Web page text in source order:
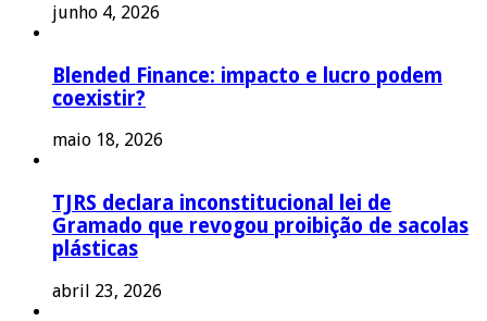
junho 4, 2026
Blended Finance: impacto e lucro podem
coexistir?
maio 18, 2026
TJRS declara inconstitucional lei de
Gramado que revogou proibição de sacolas
plásticas
abril 23, 2026